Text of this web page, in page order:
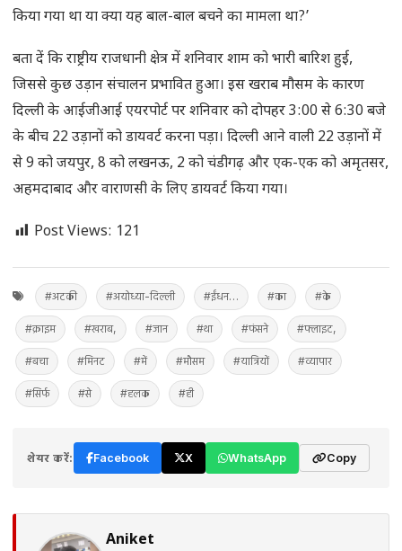
किया गया था या क्या यह बाल-बाल बचने का मामला था?’
बता दें कि राष्ट्रीय राजधानी क्षेत्र में शनिवार शाम को भारी बारिश हुई,
जिससे कुछ उड़ान संचालन प्रभावित हुआ। इस खराब मौसम के कारण
दिल्ली के आईजीआई एयरपोर्ट पर शनिवार को दोपहर 3:00 से 6:30 बजे
के बीच 22 उड़ानों को डायवर्ट करना पड़ा। दिल्ली आने वाली 22 उड़ानों में
से 9 को जयपुर, 8 को लखनऊ, 2 को चंडीगढ़ और एक-एक को अमृतसर,
अहमदाबाद और वाराणसी के लिए डायवर्ट किया गया।
Post Views: 121
#अटकी #अयोध्या-दिल्ली #ईंधन… #का #के
#क्राइम #खराब, #जान #था #फंसने #फ्लाइट,
#बचा #मिनट #में #मौसम #यात्रियों #व्यापार
#सिर्फ #से #हलक #ही
शेयर करें: Facebook X WhatsApp Copy
Aniket